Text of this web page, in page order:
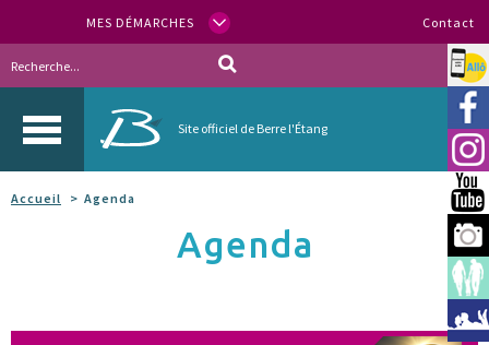
MES DÉMARCHES Contact
Site officiel de Berre l'Étang
Allo
Accueil Agenda
Agenda